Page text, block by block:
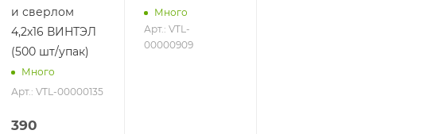
и сверлом
4,2х16 ВИНТЭЛ
(500 шт/упак)
Много
Арт.: VTL-00000135
390
Много
Арт.: VTL-
00000909